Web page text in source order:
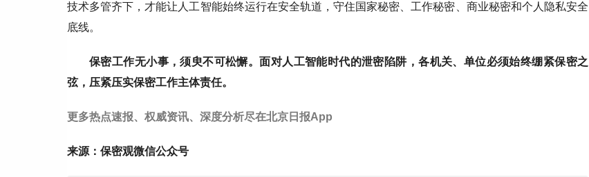
技术多管齐下，才能让人工智能始终运行在安全轨道，守住国家秘密、工作秘密、 商业秘密和个人隐私安全
底线。
保密工作无小事，须臾不可松懈。面对人工智能时代的泄密陷阱，各机关、单位必须始终绷紧保密之
弦，压紧压实保密工作主体责任。
更多热点速报、权威资讯、深度分析尽在北京日报App
来源：保密观微信公众号